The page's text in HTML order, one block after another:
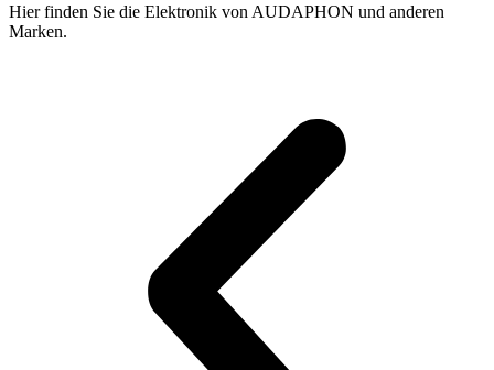
Hier finden Sie die Elektronik von AUDAPHON und anderen
Marken.